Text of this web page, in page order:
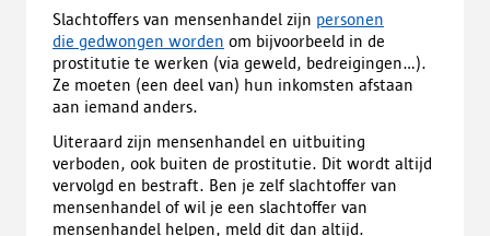
Slachtoffers van mensenhandel zijn personen
die gedwongen worden om bijvoorbeeld in de
prostitutie te werken (via geweld, bedreigingen…).
Ze moeten (een deel van) hun inkomsten afstaan
aan iemand anders.
Uiteraard zijn mensenhandel en uitbuiting
verboden, ook buiten de prostitutie. Dit wordt altijd
vervolgd en bestraft. Ben je zelf slachtoffer van
mensenhandel of wil je een slachtoffer van
mensenhandel helpen, meld dit dan altijd.